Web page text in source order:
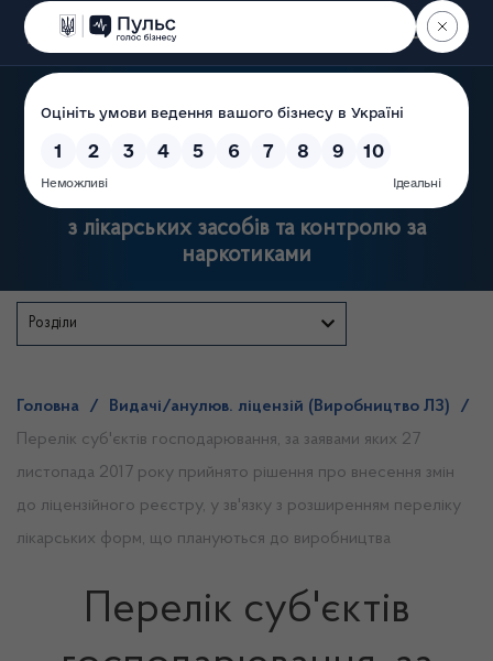
Пошук
Державна служба України
з лікарських засобів та контролю за
наркотиками
Розділи
Головна / Видачі/анулюв. ліцензій (Виробництво ЛЗ)
/
Перелік суб'єктів господарювання, за заявами яких 27
листопада 2017 року прийнято рішення про внесення змін
до ліцензійного реєстру, у зв'язку з розширенням переліку
лікарських форм, що плануються до виробництва
Перелік суб'єктів